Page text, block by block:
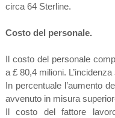
circa 64 Sterline.
Costo del personale.
Il costo del personale
a £ 80,4 milioni.
In percentuale l’aumento
avvenuto in misura
Il costo del fattore